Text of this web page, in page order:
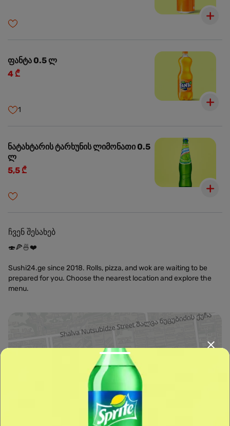
ფანტა 0.5 ლ
4 ₾
1
ნატახტარის ტარხუნის ლიმონათი 0.5
ლ
5,5 ₾
ჩვენ შესახებ
🍣🍕🍜❤️
Sushi24.ge since 2018. Rolls, pizza, and wok are waiting to be
prepared for you. Choose the nearest location and explore the
menu.
OpenFreeMap©OpenMapTiles